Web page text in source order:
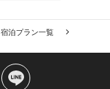
宿泊プラン一覧